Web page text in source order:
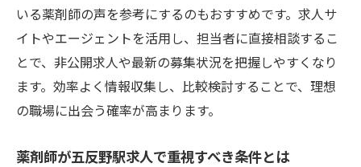
いる薬剤師の声を参考にするのもおすすめです。求人サ
イトやエージェントを活用し、担当者に直接相談するこ
とで、非公開求人や最新の募集状況を把握しやすくなり
ます。効率よく情報収集し、比較検討することで、理想
の職場に出会う確率が高まります。
薬剤師が五反野駅求人で重視すべき条件とは